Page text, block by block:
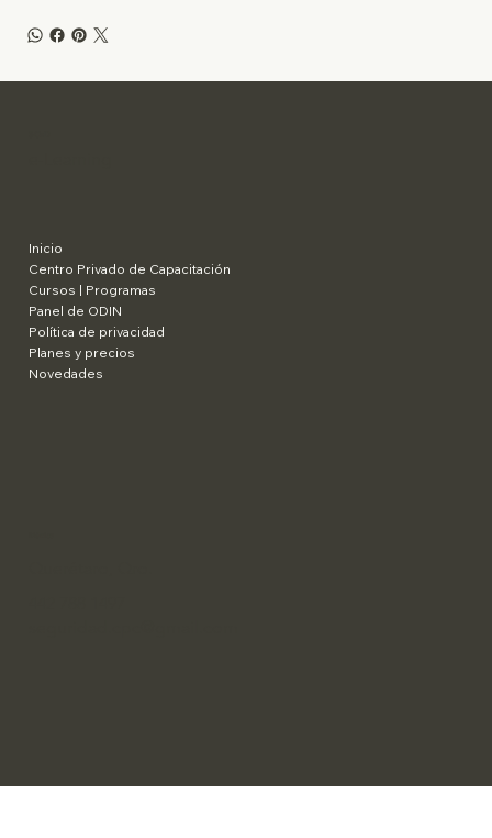
Inicio
Centro Privado de Capacitación
Cursos | Programas
Panel de ODIN
Política de privacidad
Planes y precios
Novedades